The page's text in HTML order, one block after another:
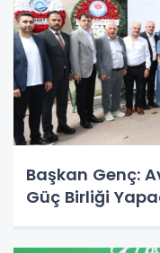
Başkan Genç:
Güç Birliği